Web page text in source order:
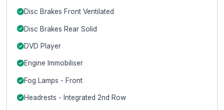
Disc Brakes Front Ventilated
Disc Brakes Rear Solid
DVD Player
Engine Immobiliser
Fog Lamps - Front
Headrests - Integrated 2nd Row